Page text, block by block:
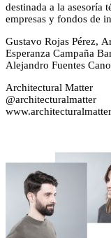
destinada a la asesoría
empresas y fondos de
Gustavo Rojas Pérez,
Esperanza Campaña
Alejandro Fuentes
Architectural Matter
@architecturalmatter